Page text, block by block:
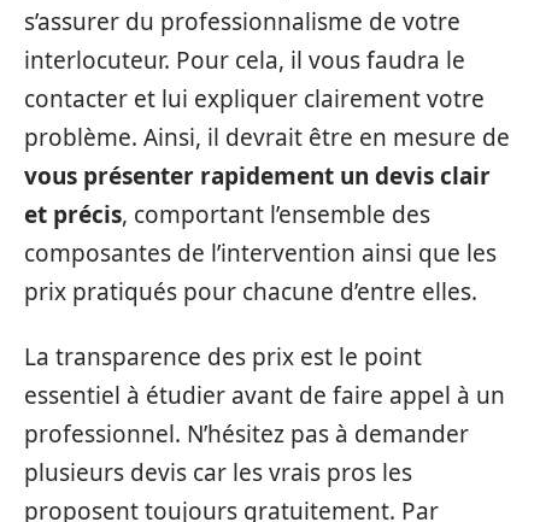
s’assurer du professionnalisme de votre
interlocuteur. Pour cela, il vous faudra le
contacter et lui expliquer clairement votre
problème. Ainsi, il devrait être en mesure de
vous présenter rapidement un devis clair
et précis, comportant l’ensemble des
composantes de l’intervention ainsi que les
prix pratiqués pour chacune d’entre elles.
La transparence des prix est le point
essentiel à étudier avant de faire appel à un
professionnel. N’hésitez pas à demander
plusieurs devis car les vrais pros les
proposent toujours gratuitement. Par